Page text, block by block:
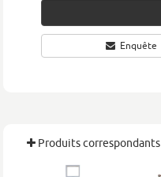
Enquête
Produits correspondants